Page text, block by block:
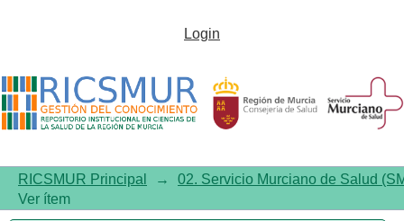
Reglamento de funcionamiento
Docencia
Login
RICSMUR Principal →
02. Servicio Murciano de Salud
Ver ítem